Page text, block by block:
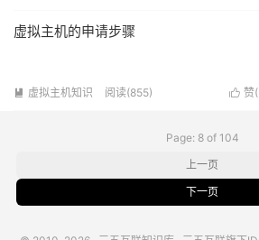
虚拟主机的申请步骤
 虚拟主机知识 阅读(855)  赞(
Page: 8 of 104
上一页
下一页